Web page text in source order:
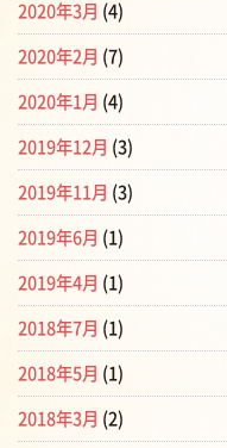
2020年3月 (4)
2020年2月 (7)
2020年1月 (4)
2019年12月 (3)
2019年11月 (3)
2019年6月 (1)
2019年4月 (1)
2018年7月 (1)
2018年5月 (1)
2018年3月 (2)